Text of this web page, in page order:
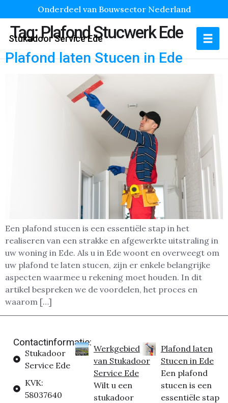
Onderdeel van Bouwsector Nederland
Stukadoor Service Ede
Tag:Plafond Stucwerk Ede
Plafond laten Stucen in Ede
Een plafond stucen is een essentiële stap in het
realiseren van een strakke en afgewerkte uitstraling in
uw woning in Ede. Als u in Ede woont en overweegt om
uw plafond te laten stucen, zijn er enkele belangrijke
aspecten waarmee u rekening moet houden. In dit
artikel bespreken we de voordelen, het proces en
waarom […]
Contactinformatie:
Stukadoor
Service Ede
KVK:
58037640
Werkgebied
van Stukadoor
Service Ede
Wilt u een
stukadoor
Plafond laten
Stucen in Ede
Een plafond
stucen is een
essentiële stap